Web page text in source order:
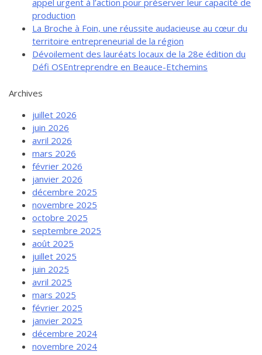
appel urgent à l’action pour préserver leur capacité de
production
La Broche à Foin, une réussite audacieuse au cœur du
territoire entrepreneurial de la région
Dévoilement des lauréats locaux de la 28e édition du
Défi OSEntreprendre en Beauce-Etchemins
Archives
juillet 2026
juin 2026
avril 2026
mars 2026
février 2026
janvier 2026
décembre 2025
novembre 2025
octobre 2025
septembre 2025
août 2025
juillet 2025
juin 2025
avril 2025
mars 2025
février 2025
janvier 2025
décembre 2024
novembre 2024